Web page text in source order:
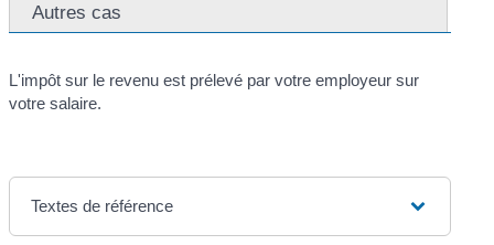
Autres cas
L'impôt sur le revenu est prélevé par votre employeur sur
votre salaire.
Textes de référence